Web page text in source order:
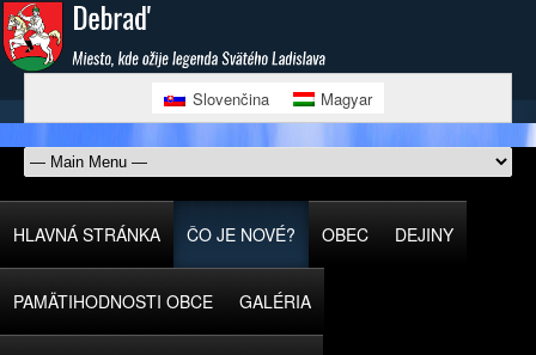
Slovenčina Magyar
HLAVNÁ STRÁNKA ČO JE NOVÉ? OBEC DEJINY
PAMÄTIHODNOSTI OBCE GALÉRIA